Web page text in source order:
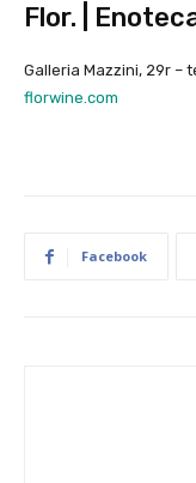
Flor. |
Galleria Mazzini, 29r –
florwine.com
Facebook